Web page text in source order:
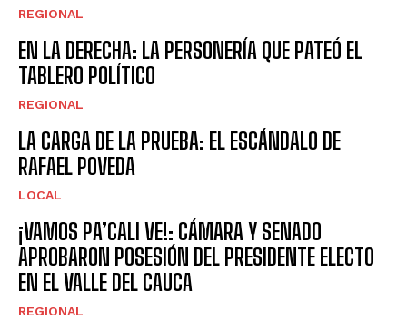
REGIONAL
EN LA DERECHA: LA PERSONERÍA QUE PATEÓ EL
TABLERO POLÍTICO
REGIONAL
LA CARGA DE LA PRUEBA: EL ESCÁNDALO DE
RAFAEL POVEDA
LOCAL
¡VAMOS PA’CALI VE!: CÁMARA Y SENADO
APROBARON POSESIÓN DEL PRESIDENTE ELECTO
EN EL VALLE DEL CAUCA
REGIONAL